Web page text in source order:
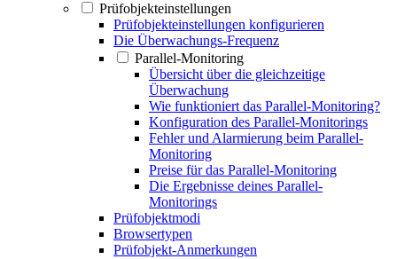
Prüfobjekteinstellungen
Prüfobjekteinstellungen konfigurieren
Die Überwachungs-Frequenz
Parallel-Monitoring
Übersicht über die gleichzeitige
Überwachung
Wie funktioniert das Parallel-Monitoring?
Konfiguration des Parallel-Monitorings
Fehler und Alarmierung beim Parallel-
Monitoring
Preise für das Parallel-Monitoring
Die Ergebnisse deines Parallel-
Monitorings
Prüfobjektmodi
Browsertypen
Prüfobjekt-Anmerkungen